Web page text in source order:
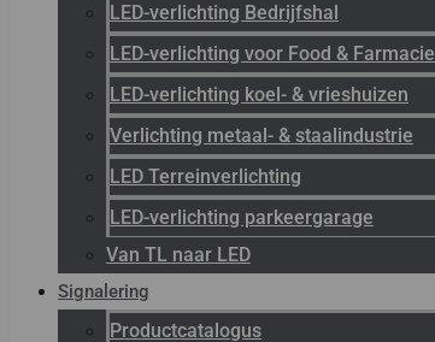
LED-verlichting Bedrijfshal
LED-verlichting voor Food & Farmacie
LED-verlichting koel- & vrieshuizen
Verlichting metaal- & staalindustrie
LED Terreinverlichting
LED-verlichting parkeergarage
Van TL naar LED
Signalering
Productcatalogus